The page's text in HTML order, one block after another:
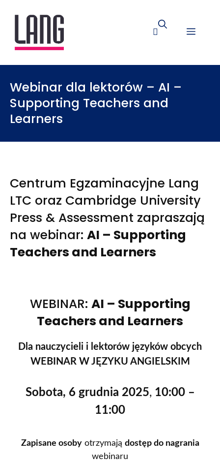
Webinar dla lektorów – AI –
Supporting Teachers and
Learners
Centrum Egzaminacyjne Lang
LTC oraz Cambridge University
Press & Assessment zapraszają
na webinar: AI – Supporting
Teachers and Learners
WEBINAR: AI – Supporting
Teachers and Learners
Dla nauczycieli i lektorów języków obcych
WEBINAR W JĘZYKU ANGIELSKIM
Sobota, 6 grudnia 2025, 10:00 –
11:00
Zapisane osobyotrzymają dostęp do nagrania
webinaru